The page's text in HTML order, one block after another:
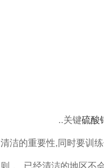
..关键硫酸
清洁的重要性,同时要训